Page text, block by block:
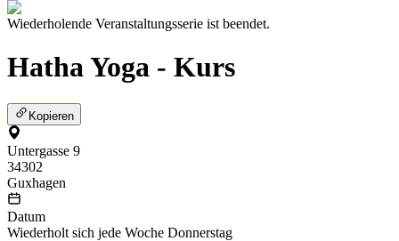
Wiederholende Veranstaltungsserie ist beendet.
Hatha Yoga - Kurs
Kopieren
Untergasse 9
34302
Guxhagen
Datum
Wiederholt sich jede Woche Donnerstag